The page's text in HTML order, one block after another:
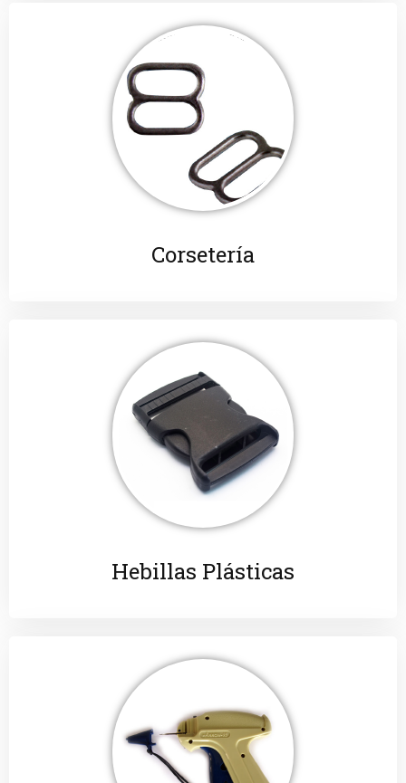
Corsetería
Hebillas Plásticas